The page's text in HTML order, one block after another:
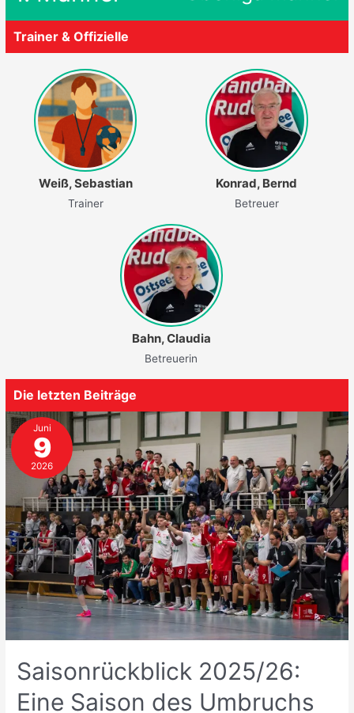
Trainer & Offizielle
Weiß, Sebastian
Trainer
Konrad, Bernd
Betreuer
Bahn, Claudia
Betreuerin
Die letzten Beiträge
Juni
9
2026
Saisonrückblick 2025/26:
Eine Saison des Umbruchs